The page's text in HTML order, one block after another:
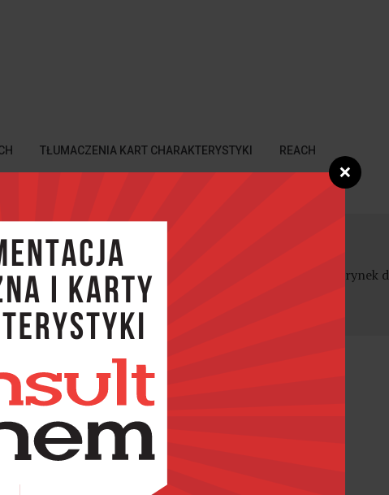
TŁUMACZENIA KART CHARAKTERYSTYKI REACH
Przełom: GA International ogłasza wprowadzenie na rynek
❌